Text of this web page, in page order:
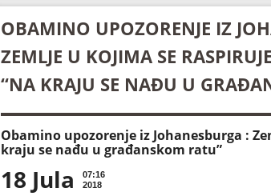
OBAMINO UPOZORENJE IZ
ZEMLJE U KOJIMA SE
“NA KRAJU SE NAĐU U
Obamino upozorenje iz Johanesburga :
kraju se nađu u građanskom ratu”
18 Jula
07:16
2018